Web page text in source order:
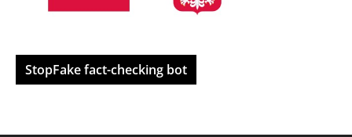
StopFake fact-checking bot